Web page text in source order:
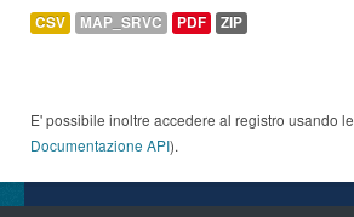
CSV MAP_SRVC PDF ZIP
E' possibile inoltre accedere al registro usando le
Documentazione API).